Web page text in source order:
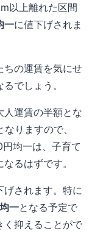
以上離れた区間
一に値下げされま
ちの運賃を気にせ
でしょう。
人運賃の半額とな
りますので、
均一は、子育て
るはずです。
げされます。特に
一となる予定で
く抑えることがで